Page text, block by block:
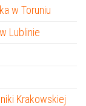
w Toruniu
Lublinie
Krakowskiej